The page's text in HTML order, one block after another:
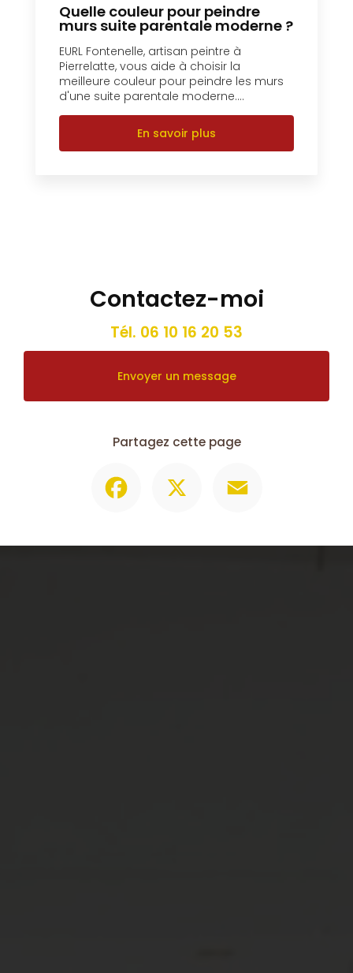
Quelle couleur pour peindre
murs suite parentale moderne ?
EURL Fontenelle, artisan peintre à
Pierrelatte, vous aide à choisir la
meilleure couleur pour peindre les murs
d'une suite parentale moderne....
En savoir plus
Contactez-moi
Tél. 06 10 16 20 53
Envoyer un message
Partagez cette page